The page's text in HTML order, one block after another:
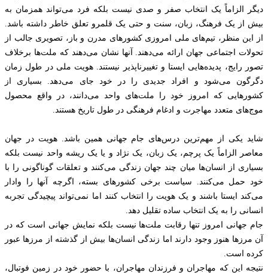
دیگر الزاماً یک انتخاب صفر و صدی نیست بلکه فرد می‌تواند همزمان به
بیش از یک فرهنگ، زبان، سنت و حتی یک قلمرو تعلق خاطر داشته باشد.
از این منظر، تیم‌های ملی امروزی کشورهای مدرن و باز، تصویری جالب از
تحولات اجتماعی جهان ارائه می‌دهند. آنها نشان می‌دهند که ملت‌ها برخلاف
تصور رایج، پدیده‌هایی ایستا و تغییرناپذیر نیستند. هویت ملی در طول زمان
دگرگون می‌شود و افراد جدیدی را در خود جای می‌دهد. بسیاری از
کشورهایی که امروز خود را ملت‌های واحد می‌دانند، در واقع محصول
موج‌های متعدد مهاجرت و ادغام فرهنگی در طول تاریخ هستند.
شاید یکی از مهم‌ترین درس‌های جام جهانی همین باشد. هویت در جهان
معاصر الزاماً یک پرچم، یک زبان، یک نژاد و یا یک ریشه واحد نیست بلکه
بسیاری از انسان‌ها میان چند جهان زندگی می‌کنند و تعلقات گوناگونی را با
خود حمل می‌کنند. سیاست برخی کشورهای بسته، اگرچه آنها را وادار
می‌کند ایستا باشند و یک هویت را انتخاب کنند اما نمی‌تواند پیچیدگی تجربه
انسانی را به یک انتخاب ساده تقلیل دهد.
جام جهانی امروز تنها رقابت ملت‌ها نیست بلکه نمایش جهانی است که در
آن مرزها هنوز وجود دارند اما زندگی انسان‌ها بیش از گذشته از مرزها عبور
کرده است.
نتیجه این که مهاجران و فرزندان مهاجران، با حضور خود در زمین فوتبال،